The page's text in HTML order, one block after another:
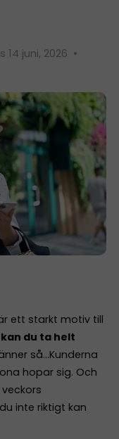
juni, 2026 •
ett starkt motiv till
kan du ta helt
så…Kunderna
hopar sig. Och
inte riktigt kan